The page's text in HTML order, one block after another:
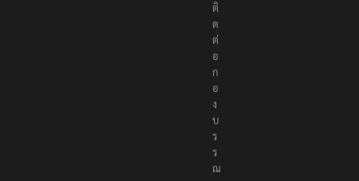
ติ
ด
ต่
อ
ก
อ
ง
บ
ร
ร
ณ